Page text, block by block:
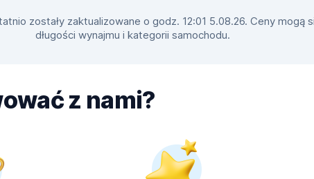
zostały zaktualizowane o godz. 12:01 5.08.26. Ceny mogą
długości wynajmu i kategorii samochodu.
z nami?